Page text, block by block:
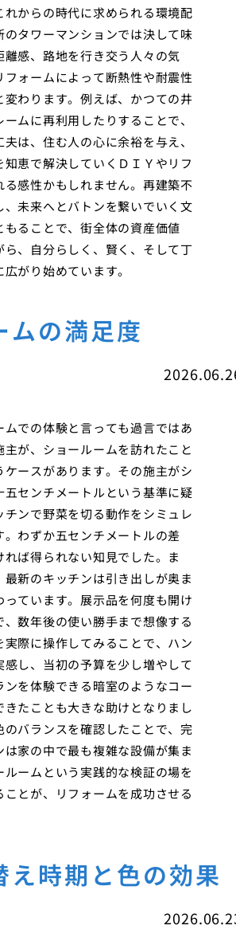
からの時代に求められる環境配
タワーマンションでは決して味
感、路地を行き交う人々の気
ォームによって断熱性や耐震性
わります。例えば、かつての井
ムに再利用したりすることで、
は、住む人の心に余裕を与え、
恵で解決していくＤＩＹやリフ
感性かもしれません。再建築不
未来へとバトンを繋いでいく文
ることで、街全体の資産価値
、自分らしく、賢く、そして丁
がり始めています。
ムの満足度
での体験と言っても過言ではあ
が、ショールームを訪れたこと
ースがあります。その施主がシ
センチメートルという基準に疑
ンで野菜を切る動作をシミュレ
わずか五センチメートルの差
ば得られない知見でした。ま
新のキッチンは引き出しが奥ま
ています。展示品を何度も開け
数年後の使い勝手まで想像する
際に操作してみることで、ハン
し、当初の予算を少し増やして
を体験できる暗室のようなコー
たことも大きな助けとなりまし
バランスを確認したことで、完
家の中で最も複雑な設備が集ま
ームという実践的な検証の場を
とが、リフォームを成功させる
時期と色の効果